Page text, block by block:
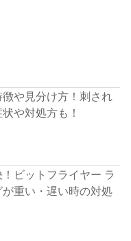
徴や見分け方！刺され
や対処方も！
ビットフライヤー ラ
が重い・遅い時の対処